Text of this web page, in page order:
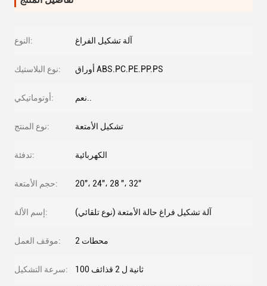
النوع: آلة تشكيل الفراغ
نوع البلاستيك: أوراق ABS.PC.PE.PP.PS
أوتوماتيكي:
نوع المنتج: تشكيل الأمتعة
تدفئة: الكهربائية
حجم الأمتعة: 20"، 24"، 28 "، 32"
إسم الألة: آلة تشكيل فراغ حالة الأمتعة (نوع تلقائي)
موقف العمل: 2 محطات
سرعة التشكيل: 100 ثانية ل 2 قذائف